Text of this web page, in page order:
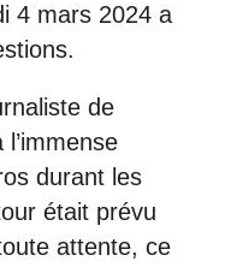
4 mars 2024 a
de
l’immense
durant les
était prévu
attente, ce